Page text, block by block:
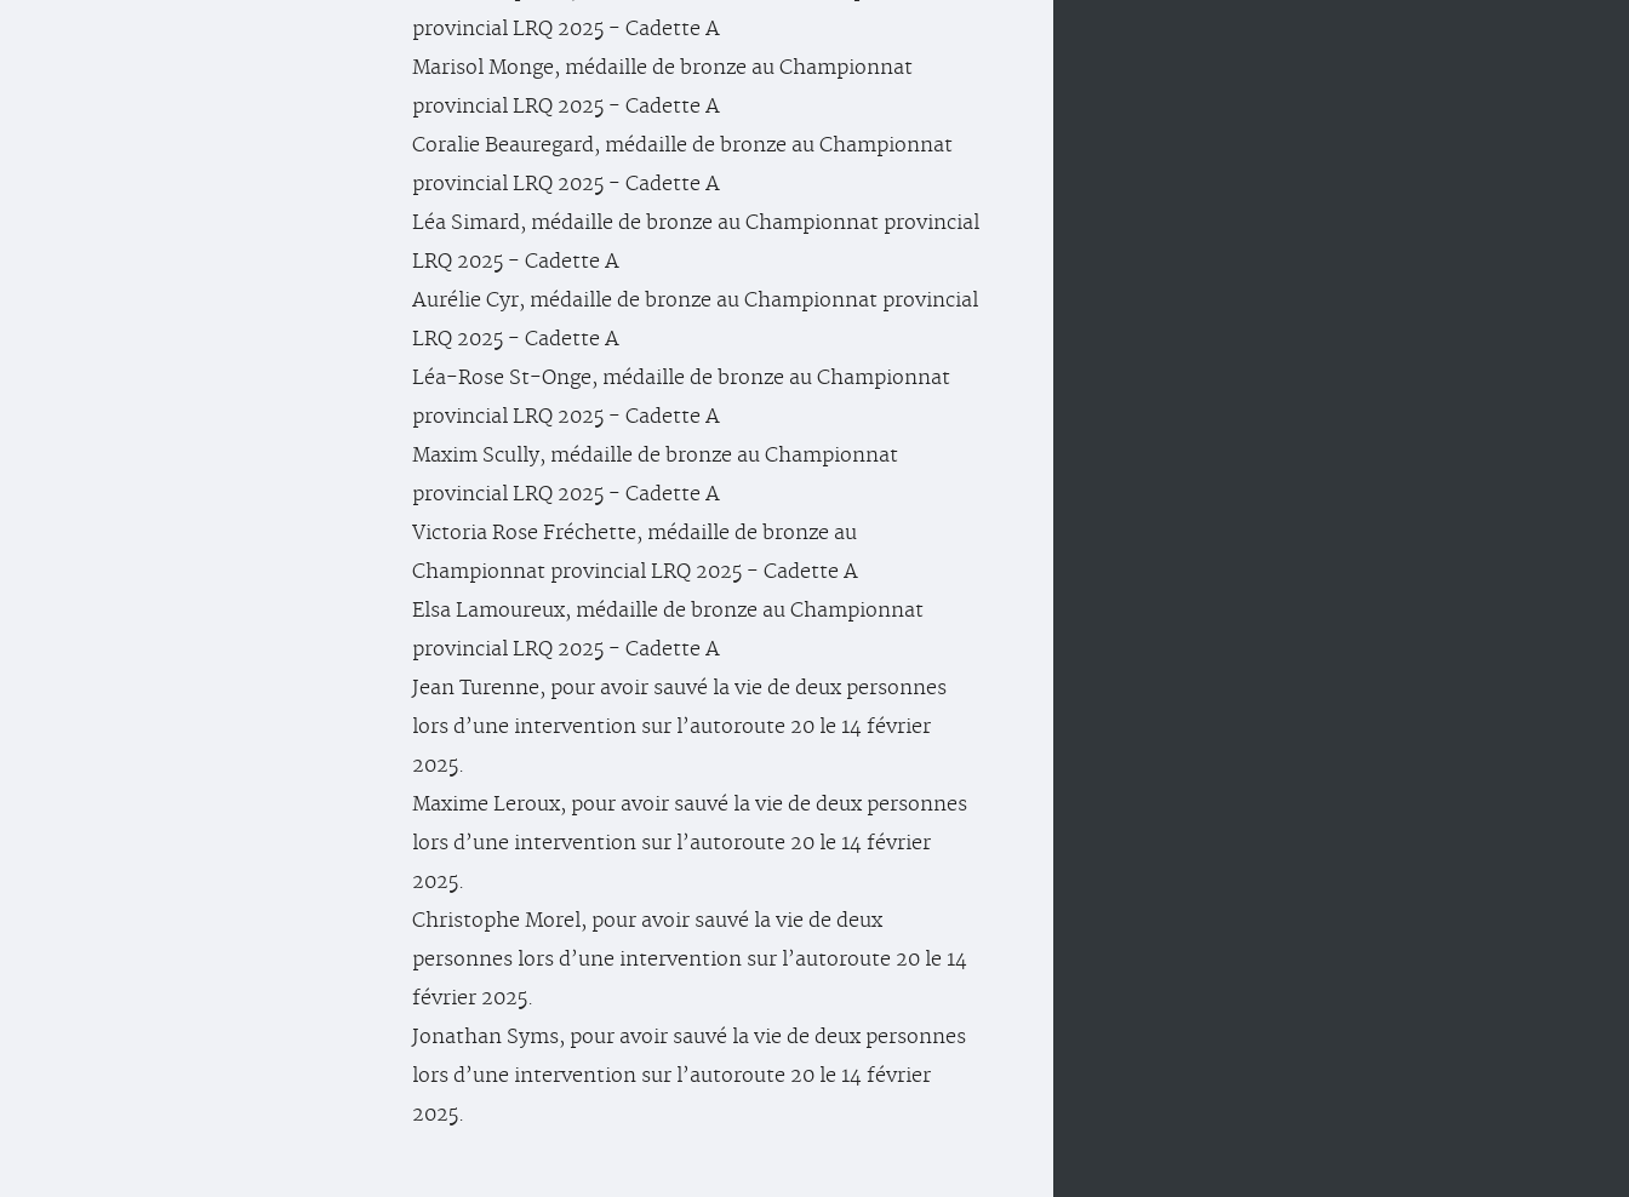
provincial LRQ 2025 - Cadette A
Marisol Monge, médaille de bronze au Championnat
provincial LRQ 2025 - Cadette A
Coralie Beauregard, médaille de bronze au Championnat
provincial LRQ 2025 - Cadette A
Léa Simard, médaille de bronze au Championnat provincial
LRQ 2025 - Cadette A
Aurélie Cyr, médaille de bronze au Championnat provincial
LRQ 2025 - Cadette A
Léa-Rose St-Onge, médaille de bronze au Championnat
provincial LRQ 2025 - Cadette A
Maxim Scully, médaille de bronze au Championnat
provincial LRQ 2025 - Cadette A
Victoria Rose Fréchette, médaille de bronze au
Championnat provincial LRQ 2025 - Cadette A
Elsa Lamoureux, médaille de bronze au Championnat
provincial LRQ 2025 - Cadette A
Jean Turenne, pour avoir sauvé la vie de deux personnes
lors d’une intervention sur l’autoroute 20 le 14 février
2025.
Maxime Leroux, pour avoir sauvé la vie de deux personnes
lors d’une intervention sur l’autoroute 20 le 14 février
2025.
Christophe Morel, pour avoir sauvé la vie de deux
personnes lors d’une intervention sur l’autoroute 20 le 14
février 2025.
Jonathan Syms, pour avoir sauvé la vie de deux personnes
lors d’une intervention sur l’autoroute 20 le 14 février
2025.